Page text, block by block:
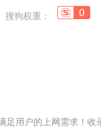
搜狗权重：
用户的上网需求！